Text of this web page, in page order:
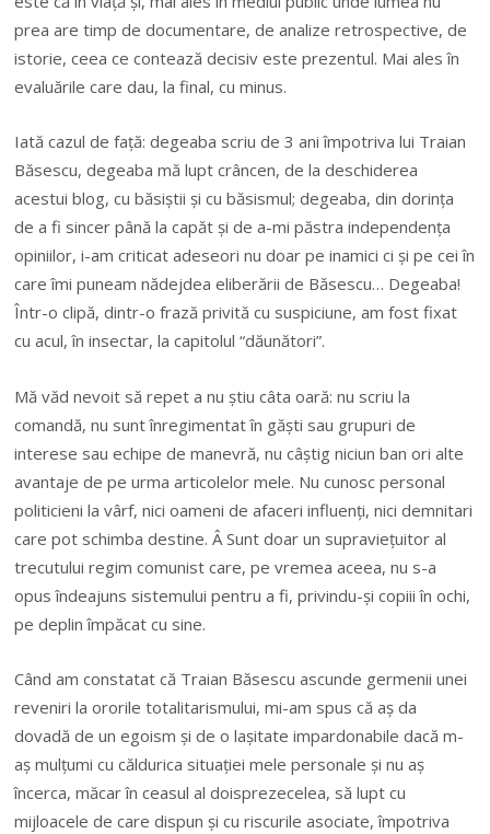
prea are timp de documentare, de analize retrospective, de
istorie, ceea ce contează decisiv este prezentul. Mai ales în
evaluările care dau, la final, cu minus.
Iată cazul de față: degeaba scriu de 3 ani împotriva lui Traian
Băsescu, degeaba mă lupt crâncen, de la deschiderea
acestui blog, cu băsiștiiși cu băsismul; degeaba, din dorința
de a fi sincer până la capătși de a-mi păstra independența
opiniilor, i-am criticat adeseori nu doar pe inamici ci și pe cei în
care îmi puneam nădejdea eliberării de Băsescu… Degeaba!
Într-o clipă, dintr-o frază privită cu suspiciune, am fost fixat
cu acul, în insectar, la capitolul “dăunători”.
Mă văd nevoit să repet a nu știu câta oară: nu scriu la
comandă, nu sunt înregimentat în găști sau grupuri de
interese sau echipe de manevră, nu câștig niciun ban ori alte
avantaje de pe urma articolelor mele. Nu cunosc personal
politicieni la vârf, nici oameni de afaceri influenți, nici demnitari
care pot schimba destine.ÂSunt doar un supraviețuitor al
trecutului regim comunist care, pe vremea aceea, nu s-a
opus îndeajuns sistemului pentru a fi, privindu-și copiii în ochi,
pe deplin împăcat cu sine.
Când am constatat că Traian Băsescu ascunde germenii unei
reveniri la ororile totalitarismului, mi-am spus că aș da
dovadă de un egoismși de o lașitate impardonabile dacă m-
aș mulțumi cu căldurica situației mele personaleși nu aș
încerca, măcar în ceasul al doisprezecelea, să lupt cu
mijloacele de care dispunși cu riscurile asociate, împotriva